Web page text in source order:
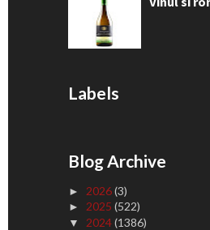
Labels
Blog Archive
► 2026(3)
► 2025 (522)
▼ 2024(1386)